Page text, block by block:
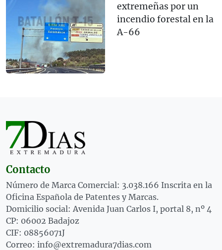
extremeñas por un
incendio forestal en la
A-66
Contacto
Número de Marca Comercial: 3.038.166 Inscrita en la
Oficina Española de Patentes y Marcas.
Domicilio social: Avenida Juan Carlos I, portal 8, nº 4
CP: 06002 Badajoz
CIF: 08856071J
Correo: info@extremadura7dias.com